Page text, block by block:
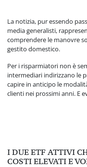
La notizia, pur essendo
media generalisti,
comprendere le manovre
gestito domestico.
Per i risparmiatori non è
intermediari indirizzano le
capire in anticipo le
clienti nei prossimi anni. E
I DUE ETF ATTIVI
COSTI ELEVATI E